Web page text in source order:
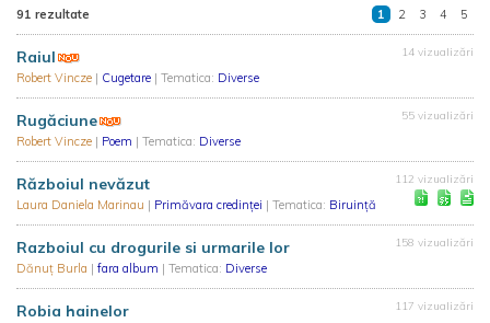
91 rezultate 1 2 3 4 5
Raiul
Robert Vincze | Cugetare | Tematica: Diverse
14 vizualizări
Rugăciune
Robert Vincze | Poem | Tematica: Diverse
55 vizualizări
Războiul nevăzut
Laura Daniela Marinau | Primăvara credinței | Tematica: Biruință
112 vizualizări
Razboiul cu drogurile si urmarile lor
Dănuț Burla | fara album | Tematica: Diverse
158 vizualizări
Robia hainelor 117 vizualizări